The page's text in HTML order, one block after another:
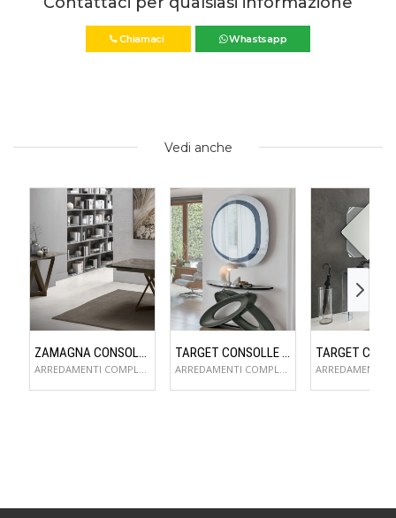
Chiamaci Whastsapp
Vedi anche
ZAMAGNA CONSOLLE FLAME TARGET CONSOLLE ECLIPSE